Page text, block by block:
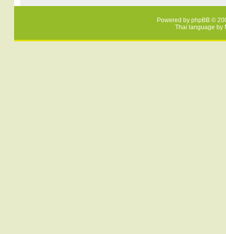
Powered by phpBB ©
Thai language by